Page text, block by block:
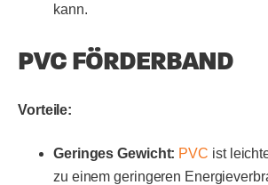
kann.
PVC FÖRDERBAND
Vorteile:
Geringes Gewicht: PVC ist
zu einem geringeren